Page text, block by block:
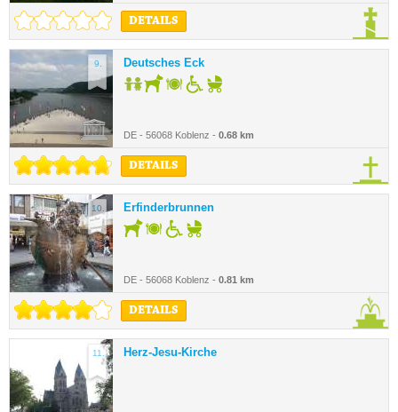
DETAILS
9. Deutsches Eck
DE - 56068 Koblenz - 0.68 km
DETAILS
10. Erfinderbrunnen
DE - 56068 Koblenz - 0.81 km
DETAILS
11. Herz-Jesu-Kirche